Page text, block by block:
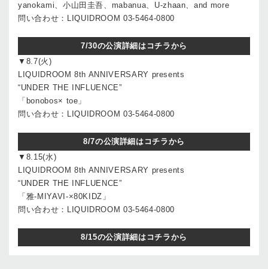
yanokami、小山田圭吾、mabanua、U-zhaan、and more
問い合わせ：LIQUIDROOM 03-5464-0800
7/30の公演詳細はコチラから
▼8.7(火)
LIQUIDROOM 8th ANNIVERSARY presents
“UNDER THE INFLUENCE”
「bonobos× toe」
問い合わせ：LIQUIDROOM 03-5464-0800
8/7の公演詳細はコチラから
▼8.15(水)
LIQUIDROOM 8th ANNIVERSARY presents
“UNDER THE INFLUENCE”
「雅-MIYAVI-×80KIDZ」
問い合わせ：LIQUIDROOM 03-5464-0800
8/15の公演詳細はコチラから